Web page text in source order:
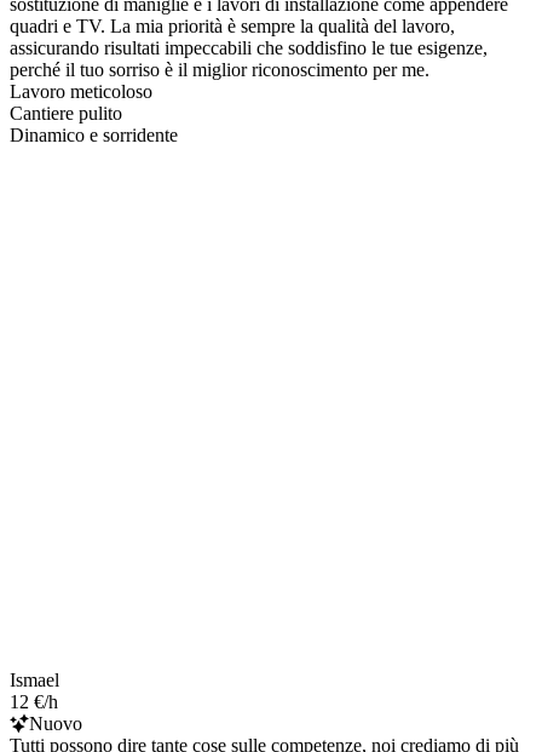
quadri e TV. La mia priorità è sempre la qualità del lavoro,
assicurando risultati impeccabili che soddisfino le tue esigenze,
perché il tuo sorriso è il miglior riconoscimento per me.
Lavoro meticoloso
Cantiere pulito
Dinamico e sorridente
Ismael
12 €/h
Nuovo
Tutti possono dire tante cose sulle competenze, noi crediamo di più